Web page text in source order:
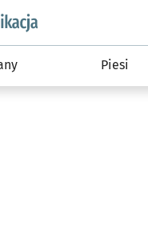
podserwis:
Piesi